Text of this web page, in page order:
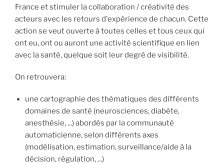
France et stimuler la collaboration / créativité des
acteurs avec les retours d'expérience de chacun. Cette
action se veut ouverte à toutes celles et tous ceux qui
ont eu, ont ou auront une activité scientifique en lien
avec la santé, quelque soit leur degré de visibilité.
On retrouvera:
une cartographie des thématiques des différents
domaines de santé (neurosciences, diabète,
anesthésie, ...) abordés par la communauté
automaticienne, selon différents axes
(modélisation, estimation, surveillance/aide à la
décision, régulation, ...)